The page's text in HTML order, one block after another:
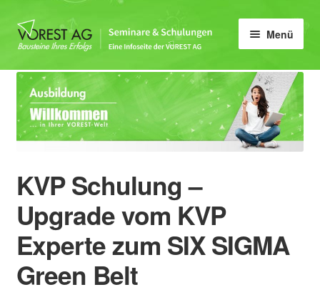
Zur
Navigation
Zum
Inhalt
Menü
Home
Qualität
öffnen
Umwelt & Energie
Arbeitsschutzmanagement
QS
öffnen
IT
KVP Schulung –
Upgrade vom KVP
Experte zum SIX SIGMA
Green Belt